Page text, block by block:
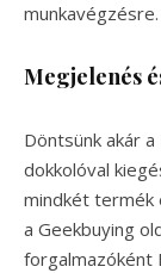
munkavégzésre.
Megjelenés
Döntsünk akár
dokkolóval
mindkét termék
a Geekbuying
forgalmazóként